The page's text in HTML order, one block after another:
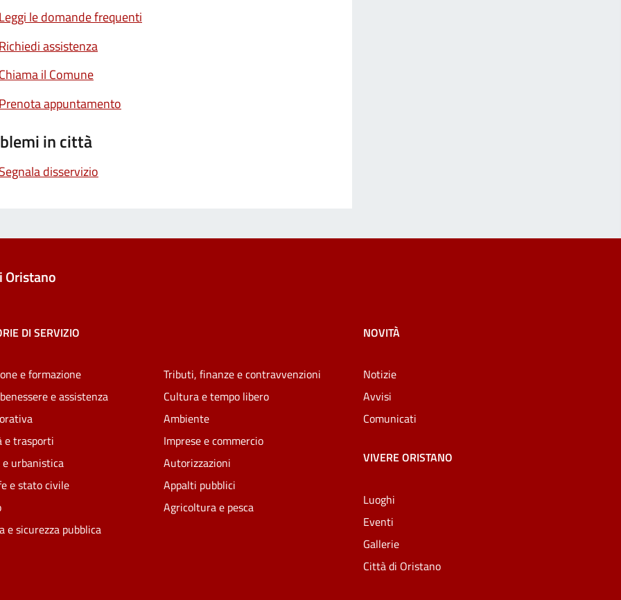
le domande frequenti
assistenza
il Comune
appuntamento
in città
disservizio
Oristano
DI SERVIZIO
e formazione
e assistenza
e trasporti
urbanistica
e stato civile
e sicurezza pubblica
Tributi, finanze e contravvenzioni
Cultura e tempo libero
Ambiente
Imprese e commercio
Autorizzazioni
Appalti pubblici
Agricoltura e pesca
NOVITÀ
Notizie
Avvisi
Comunicati
VIVERE ORISTANO
Luoghi
Eventi
Gallerie
Città di Oristano